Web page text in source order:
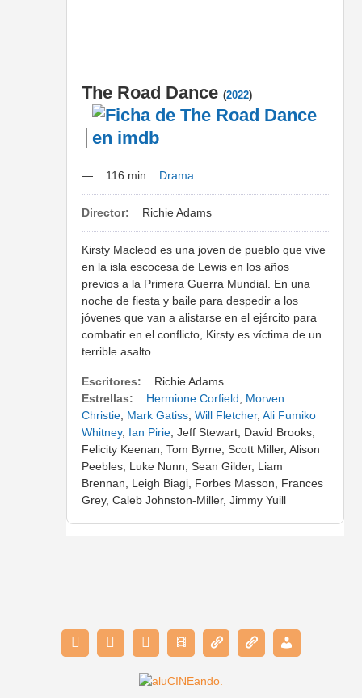
The Road Dance(2022)
— 116 min Drama
Director: Richie Adams
Kirsty Macleod es una joven de pueblo que vive
en la isla escocesa de Lewis en los años
previos a la Primera Guerra Mundial. En una
noche de fiesta y baile para despedir a los
jóvenes que van a alistarse en el ejército para
combatir en el conflicto, Kirsty es víctima de un
terrible asalto.
Escritores:
Richie Adams
Estrellas:
Hermione Corfield
Morven
Christie Mark Gatiss ,Will Fletcher,Ali Fumiko
Whitney, Ian Pirie , Jeff Stewart, David Brooks,
Felicity Keenan, Tom Byrne, Scott Miller, Alison
Peebles, Luke Nunn, Sean Gilder, Liam
Brennan, Leigh Biagi, Forbes Masson, Frances
Grey, Caleb Johnston-Miller, Jimmy Yuill